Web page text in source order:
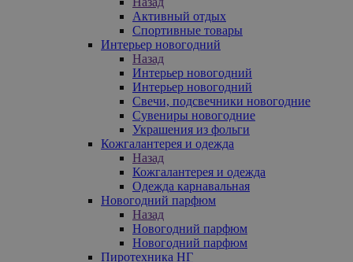
Активный отдых
Спортивные товары
Интерьер новогодний
Назад
Интерьер новогодний
Интерьер новогодний
Свечи, подсвечники новогодние
Сувениры новогодние
Украшения из фольги
Кожгалантерея и одежда
Назад
Кожгалантерея и одежда
Одежда карнавальная
Новогодний парфюм
Назад
Новогодний парфюм
Новогодний парфюм
Пиротехника НГ